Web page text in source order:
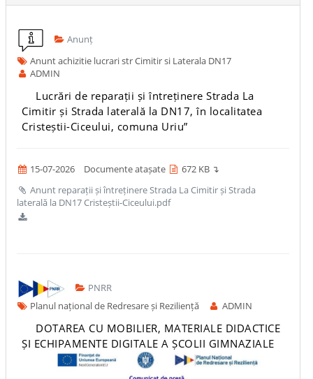
Anunț
Anunt achizitie lucrari str Cimitir si Laterala DN17
ADMIN
Lucrări de reparații și întreținere Strada La
Cimitir și Strada laterală la DN17, în localitatea
Cristeștii-Ciceului, comuna Uriu”
15-07-2026 Documente atașate
672 KB ↴
Anunt reparații și întreținere Strada La Cimitir și Strada
laterală la DN17 Cristeștii-Ciceului.pdf
PNRR
Planul național de Redresare și Reziliență
ADMIN
DOTAREA CU MOBILIER, MATERIALE DIDACTICE
ȘI ECHIPAMENTE DIGITALE A ȘCOLII GIMNAZIALE